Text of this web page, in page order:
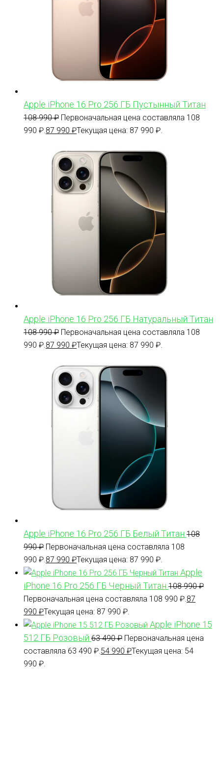
Apple iPhone 16 Pro 256 ГБ Пустынный Титан
108 990₽ Первоначальная цена составляла 108
990 ₽. 87 990 ₽Текущая цена: 87 990 ₽.
Apple iPhone 16 Pro 256 ГБ Натуральный Титан
108 990₽ Первоначальная цена составляла 108
990 ₽. 87 990 ₽Текущая цена: 87 990 ₽.
Apple iPhone 16 Pro 256 ГБ Белый Титан 108
990₽ Первоначальная цена составляла 108
990 ₽. 87 990 ₽Текущая цена: 87 990 ₽.
Apple
iPhone 16 Pro 256 ГБ Черный Титан 108 990₽
Первоначальная цена составляла 108 990 ₽. 87
990 ₽Текущая цена: 87 990 ₽.
Apple iPhone 15
512 ГБ Розовый 63 490₽ Первоначальная цена
составляла 63 490 ₽. 54 990 ₽Текущая цена: 54
990 ₽.